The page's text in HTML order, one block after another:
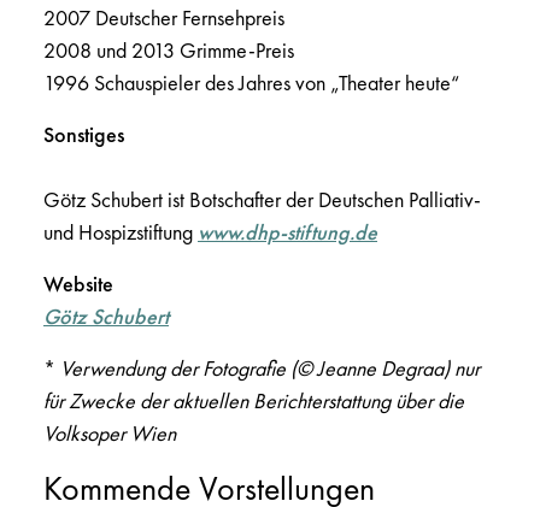
2007 Deutscher Fernsehpreis
2008 und 2013 Grimme-Preis
1996 Schauspieler des Jahres von „Theater heute“
Sonstiges
Götz Schubert ist Botschafter der Deutschen Palliativ-
und Hospizstiftung www.dhp-stiftung.de
Website
Götz Schubert
* Verwendung der Fotografie (© Jeanne Degraa)nur
für Zwecke der aktuellen Berichterstattung über die
Volksoper Wien
Kommende Vorstellungen